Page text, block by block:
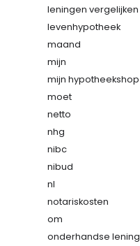
leningen vergelijken
levenhypotheek
maand
mijn
mijn hypotheekshop
moet
netto
nhg
nibc
nibud
nl
notariskosten
om
onderhandse lening